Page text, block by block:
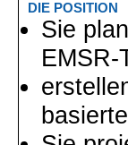
DIE POSITION
Sie
EMSR-